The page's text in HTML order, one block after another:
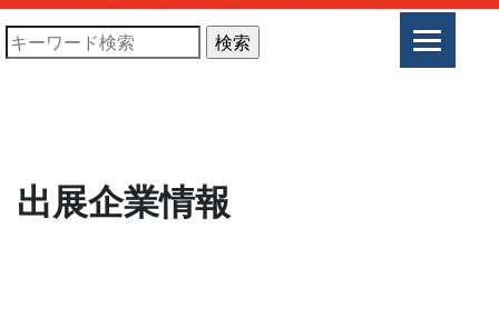
出展企業情報